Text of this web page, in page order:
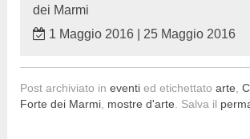
dei Marmi
1 Maggio 2016 | 25 Maggio 2016
Post archiviato in eventied etichettato arte
Forte dei Marmi, mostre d'arte . Salva il